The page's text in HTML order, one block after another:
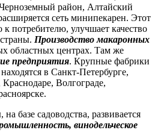
район, Алтайский
сеть минипекарен. Этот
потребителю, улучшает качество
Производство макаронных
областных центрах. Там же
предприятия. Крупные фабрики
находятся в Санкт-Петербурге,
Волгограде,
базе садоводства, развивается
винодельческое